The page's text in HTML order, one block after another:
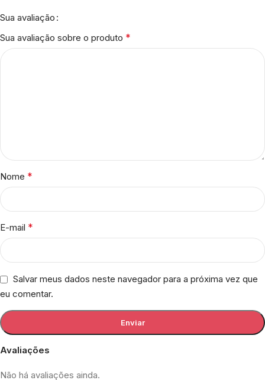
Avaliações
Não há avaliações ainda.
Sua avaliação
Sua avaliação sobre o produto *
Nome *
E-mail *
Salvar meus dados neste navegador para a próxima vez que
eu comentar.